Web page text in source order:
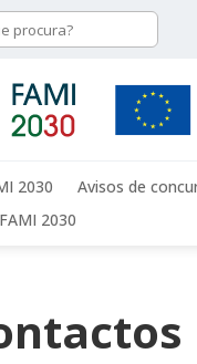
2030 Avisos de
2030